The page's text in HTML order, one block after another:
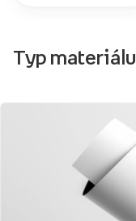
Typ materiálu